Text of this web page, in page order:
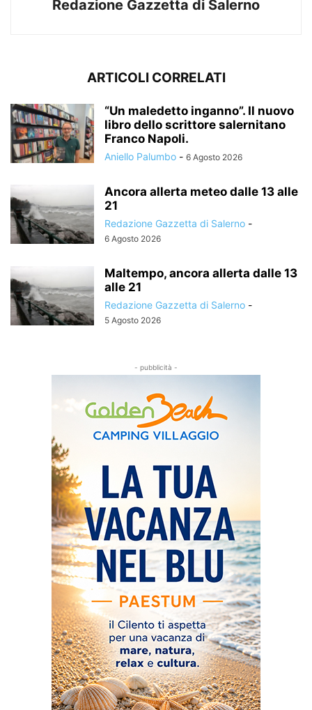
Redazione Gazzetta di Salerno
ARTICOLI CORRELATI
“Un maledetto inganno”. Il nuovo
libro dello scrittore salernitano
Franco Napoli.
Aniello Palumbo - 6 Agosto 2026
Ancora allerta meteo dalle 13 alle
21
Redazione Gazzetta di Salerno -
6 Agosto 2026
Maltempo, ancora allerta dalle 13
alle 21
Redazione Gazzetta di Salerno -
5 Agosto 2026
- pubblicità -